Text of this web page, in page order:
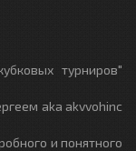
турниров"
aka akvvohinc
и понятного